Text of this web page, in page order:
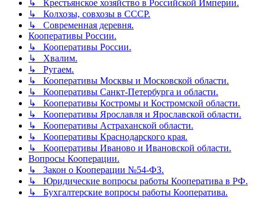
↳ Крестьянское хозяйство в Российской Империи.
↳ Колхозы, совхозы в СССР.
↳ Современная деревня.
Кооперативы России.
↳ Кооперативы России.
↳ Хвалим.
↳ Ругаем.
↳ Кооперативы Москвы и Московской области.
↳ Кооперативы Санкт-Петербурга и области.
↳ Кооперативы Костромы и Костромской области.
↳ Кооперативы Ярославля и Ярославской области.
↳ Кооперативы Астраханской области.
↳ Кооперативы Краснодарского края.
↳ Кооперативы Иваново и Ивановской области.
Вопросы Кооперации.
↳ Закон о Кооперации №54-ФЗ.
↳ Юридические вопросы работы Кооператива в РФ.
↳ Бухгалтерские вопросы работы Кооператива.